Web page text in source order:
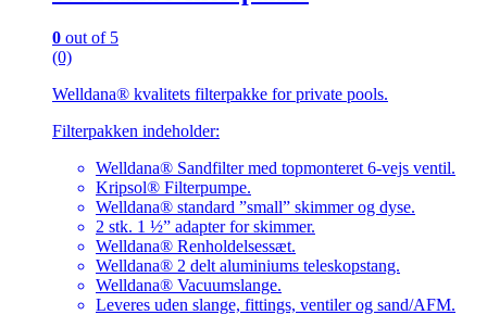
varesiden
0 out of 5
(0)
Welldana® kvalitets filterpakke for private pools.
Filterpakken indeholder:
Welldana® Sandfilter med topmonteret 6-vejs ventil.
Kripsol® Filterpumpe.
Welldana® standard ”small” skimmer og dyse.
2 stk. 1 ½” adapter for skimmer.
Welldana® Renholdelsessæt.
Welldana® 2 delt aluminiums teleskopstang.
Welldana® Vacuumslange.
Leveres uden slange, fittings, ventiler og sand/AFM.